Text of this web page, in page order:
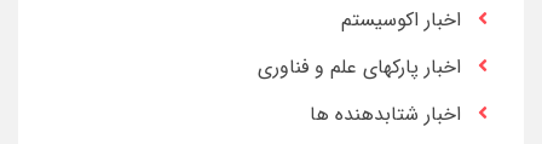
اخبار اکوسیستم
اخبار پارکهای علم و فناوری
اخبار شتابدهنده ها